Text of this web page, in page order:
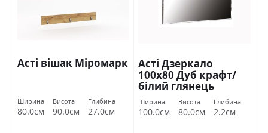
Асті вішак Міромарк
Ширина
80.0см
Висота
90.0см
Глибина
27.0см
Асті Дзеркало
100х80 Дуб крафт/
білий глянець
Міромарк
Ширина
100.0см
Висота
80.0см
Глибина
2.2см